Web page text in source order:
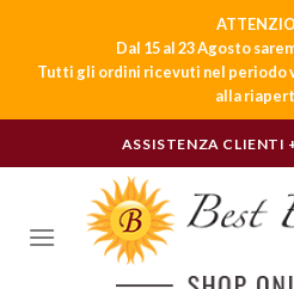
Dal 15 al 23 Agosto
Tutti gli ordini ricevuti nel periodo
alla
to
ASSISTENZA CLIENTI